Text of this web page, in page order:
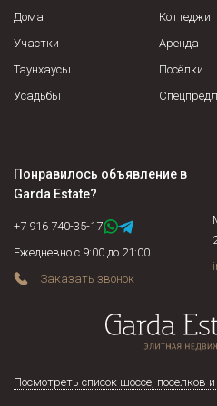
по завышенной цене.
Дома
Участки
Таунхаусы
Усадьбы
Коттеджи
Аренда
Посёлки
Понравилось объявление в
Garda Estate?
+7 916 740-35-17
Ежедневно с 9:00 до 21:00
Заказать звонок
Посмотреть список шоссе, поселков